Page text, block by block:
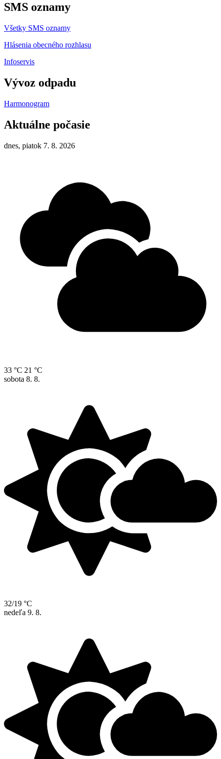
SMS oznamy
Všetky SMS oznamy
Hlásenia obecného rozhlasu
Infoservis
Vývoz odpadu
Harmonogram
Aktuálne počasie
dnes, piatok 7. 8. 2026
33 °C 21 °C
sobota 8. 8.
32/19 °C
nedeľa 9. 8.